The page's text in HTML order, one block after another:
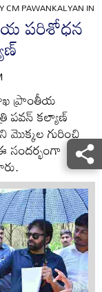
CM PAWANKALYAN
పరిశోధన
ప్రాంతీయ
పవన్ కల్యాణ్
మొక్కల గురించి
సందర్భంగా